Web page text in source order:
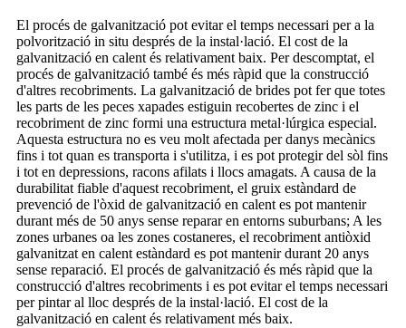
El procés de galvanització pot evitar el temps necessari per a la
polvorització in situ després de la instal·lació. El cost de la
galvanització en calent és relativament baix. Per descomptat, el
procés de galvanització també és més ràpid que la construcció
d'altres recobriments. La galvanització de brides pot fer que totes
les parts de les peces xapades estiguin recobertes de zinc i el
recobriment de zinc formi una estructura metal·lúrgica especial.
Aquesta estructura no es veu molt afectada per danys mecànics
fins i tot quan es transporta i s'utilitza, i es pot protegir del sòl fins
i tot en depressions, racons afilats i llocs amagats. A causa de la
durabilitat fiable d'aquest recobriment, el gruix estàndard de
prevenció de l'òxid de galvanització en calent es pot mantenir
durant més de 50 anys sense reparar en entorns suburbans; A les
zones urbanes oa les zones costaneres, el recobriment antiòxid
galvanitzat en calent estàndard es pot mantenir durant 20 anys
sense reparació. El procés de galvanització és més ràpid que la
construcció d'altres recobriments i es pot evitar el temps necessari
per pintar al lloc després de la instal·lació. El cost de la
galvanització en calent és relativament més baix.